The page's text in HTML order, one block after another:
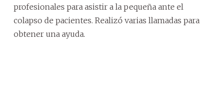
profesionales para asistir a la pequeña ante el
colapso de pacientes. Realizó varias llamadas para
obtener una ayuda.